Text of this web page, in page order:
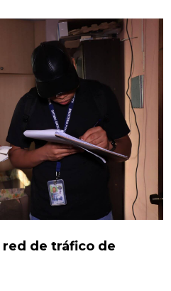
red de tráfico de